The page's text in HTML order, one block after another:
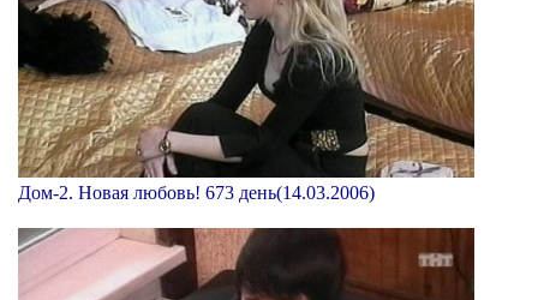
Дом-2. Новая любовь! 673 день(14.03.2006)